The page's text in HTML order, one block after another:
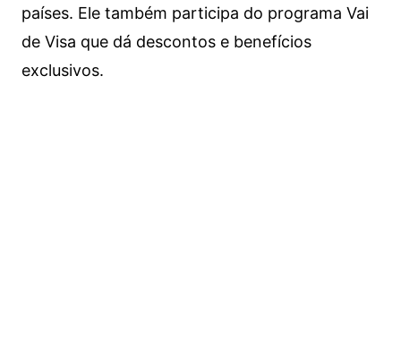
países. Ele também participa do programa Vai
de Visa que dá descontos e benefícios
exclusivos.